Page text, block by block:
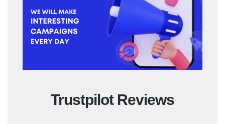
Trustpilot Reviews